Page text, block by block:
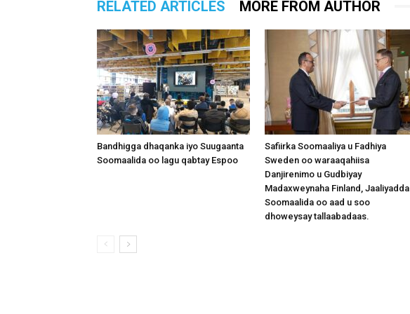
RELATED ARTICLES MORE FROM AUTHOR
Bandhigga dhaqanka iyo Suugaanta
Soomaalida oo lagu qabtay Espoo
Safiirka Soomaaliya u Fadhiya
Sweden oo waraaqahiisa
Danjirenimo u Gudbiyay
Madaxweynaha Finland, Jaaliyadda
Soomaalida oo aad u soo
dhoweysay tallaabadaas.